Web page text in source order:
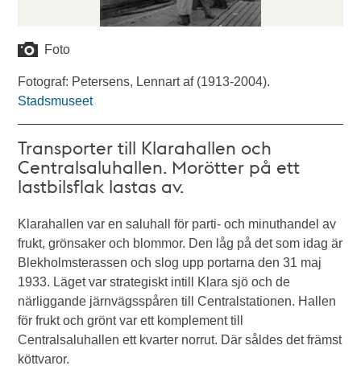
Foto
Fotograf: Petersens, Lennart af (1913-2004).
Stadsmuseet
Transporter till Klarahallen och
Centralsaluhallen. Morötter på ett
lastbilsflak lastas av.
Klarahallen var en saluhall för parti- och minuthandel av
frukt, grönsaker och blommor. Den låg på det som idag är
Blekholmsterassen och slog upp portarna den 31 maj
1933. Läget var strategiskt intill Klara sjö och de
närliggande järnvägsspåren till Centralstationen. Hallen
för frukt och grönt var ett komplement till
Centralsaluhallen ett kvarter norrut. Där såldes det främst
köttvaror.